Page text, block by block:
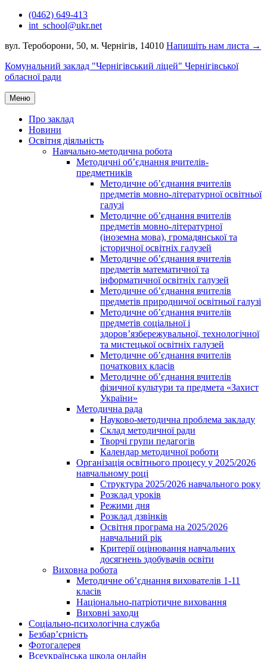
Перейти(0462) 649-413
int_school@ukr.net
вул. Тероборони, 50, м. Чернігів, 14010 Напишіть нам листа →
Комунальний заклад "Чернігівський ліцей" Чернігівської
обласної ради
Меню
Про заклад
Новини
Освітня діяльність
Навчально-методична робота
Методичні об’єднання вчителів-
предметників
Методичне об’єднання вчителів
предметів мовно-літературної освітньої
галузі
Методичне об’єднання вчителів
предметів мовно-літературної
(іноземна мова), громадянської та
історичної освітніх галузей
Методичне об’єднання вчителів
предметів математичної та
інформатичної освітніх галузей
Методичне об’єднання вчителів
предметів природничої освітньої галузі
Методичне об’єднання вчителів
предметів соціальної і
здоров’язбережувальної, технологічної
та мистецької освітніх галузей
Методичне об’єднання вчителів
початкових класів
Методичне об’єднання вчителів
фізичної культури та предмета «Захист
України»
Методична рада
Науково-методична проблема закладу
Склад методичної ради
Творчі групи педагогів
Календар методичної роботи
Організація освітнього процесу у 2025/2026
навчальному році
Структура 2025/2026 навчального року
Розклад уроків
Режими дня
Розклад дзвінків
Освітня програма на 2025/2026
навчальний рік
Критерії оцінювання навчальних
досягнень здобувачів освіти
Виховна робота
Методичне об’єднання вихователів 1-11
класів
Національно-патріотичне виховання
Виховні заходи
Соціально-психологічна служба
Безбар’єрність
Фотогалерея
Всеукраїнська школа онлайн